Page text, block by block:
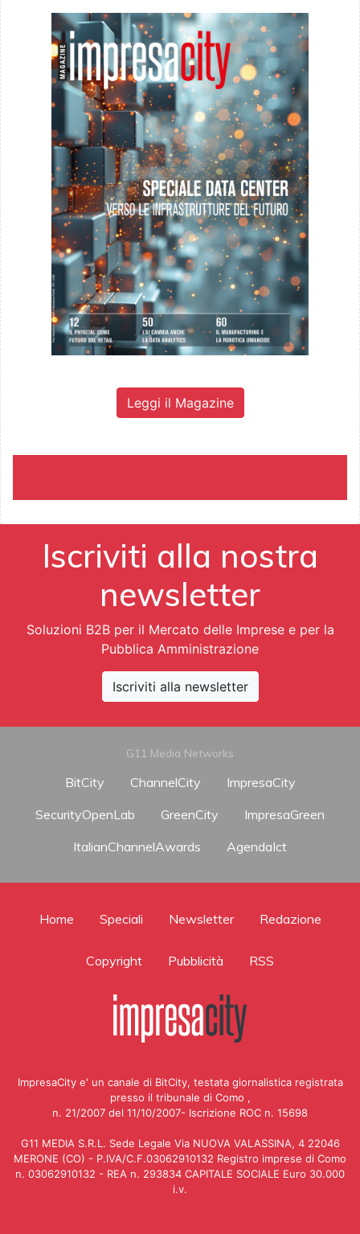
Leggi il Magazine
Iscriviti alla nostra
newsletter
Soluzioni B2B per il Mercato delle Imprese e per la
Pubblica Amministrazione
Iscriviti alla newsletter
G11 Media Networks
BitCity ChannelCity
ImpresaCity
SecurityOpenLab
GreenCity
ImpresaGreen
ItalianChannelAwards
AgendaIct
Home Speciali Newsletter Redazione
Copyright Pubblicità RSS
ImpresaCity e' un canale di BitCity, testata giornalistica registrata
presso il tribunale di Como ,
n. 21/2007 del 11/10/2007- Iscrizione ROC n. 15698
G11 MEDIA S.R.L. Sede Legale Via NUOVA VALASSINA, 4 22046
MERONE (CO) - P.IVA/C.F.03062910132 Registro imprese di Como
n. 03062910132 - REA n. 293834 CAPITALE SOCIALE Euro 30.000
i.v.